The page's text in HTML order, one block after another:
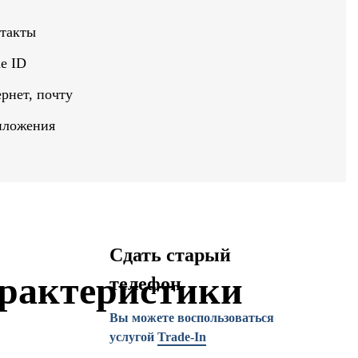
ID
почту
Сдать старый
телефон
Вы можете воспользоваться
услугой Trade-In